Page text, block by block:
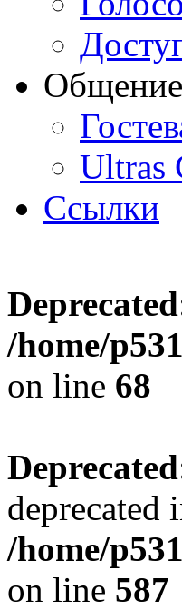
Общение
Ultras
Ссылки
Deprecated
/home/
on line 68
Deprecated
deprecated
/home/
on line 587